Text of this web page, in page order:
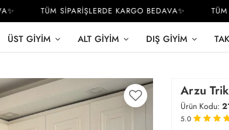
TÜM SİPARİŞLERDE KARGO BEDAVA✨ TÜM
ÜST GIYIM ALT GIYIM DIŞ GIYIM
Arzu
Ürün Kodu:
5.0